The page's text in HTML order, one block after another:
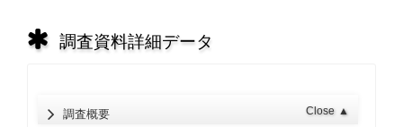
調査資料詳細データ
調査概要 Close ▲